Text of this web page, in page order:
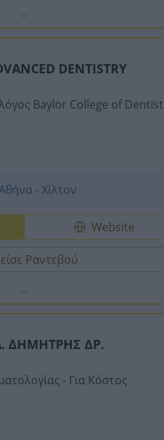
DENTISTRY
Baylor College of
- Χίλτον
Website
Ραντεβού
ΔΗΜΗΤΡΗΣ ΔΡ.
- Για Κόστος